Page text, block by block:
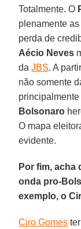
Totalmente. O
plenamente
perda de
Aécio Neves
daJBS. A
não somente
Bolsonaro
O mapa
evidente.
Por fim, acha
onda pro-
exemplo, o
Ciro Gomes